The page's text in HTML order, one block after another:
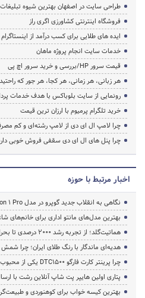
طراحی سایت در اصفهان بهترین شیوه تبلیغات
فروشگاه اینترنتی کشاورزی اگری راز
ایده های طلایی برای کسب درآمد از اینستاگرام
خدمات سایت انجام پروژه ماهان
قیمت سرور HP/بررسی و خرید سرور اچ پی
هر زبانی، هر زمانی، هر کجا، هر جور که
رونمایی از سایت بلوباکس با هدف خدمات
خرید تلگرام پرمیوم با ارزان ترین قیمت
چرا لامپ ال ای دی از لامپ رشته‌ای و کم
چرا پنل های ال ای دی سقفی فروش خوبی
اخبار مرتبط با حوزه
نگاهی به انقلاب جدید گوپرو در مدل Mission 1 Pro
بهترین مدل‌های مانتو اداری برای خانم‌های
هماتیت‌گلد؛ از تجربه رشد ۲۰۰۰ درصدی تا بحران‌های ناشی از جنگ
هدیه‌ای ماندگار با رنگ طلای ایران؛ چرا
چرا پرینتر کارت فارگو DTC1500 یکی از محبوب‌ترین پرینترهای کارت دنیا است؟
پتاری اولین هایپر پت شاپ آنلاین رشت با
بهترین کیسه خواب برای کوهنوردی و